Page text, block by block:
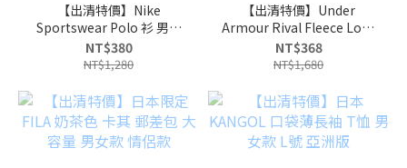
【出清特價】Nike
Sportswear Polo 衫 男款
黑色 M號
NT$380
NT$1,280
【出清特價】Under
Armour Rival Fleece Lock
Up Hoodie 女款連帽上衣
黑色 SM號 1373060-001
NT$368
NT$1,680